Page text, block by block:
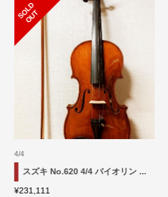
ン...
S
L
D
O
U
Fiumebianca Pietro 3/4 バイ...
¥63,333